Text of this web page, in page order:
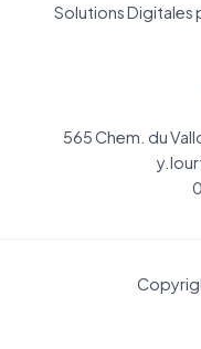
Solutions Digitales
565 Chem. du